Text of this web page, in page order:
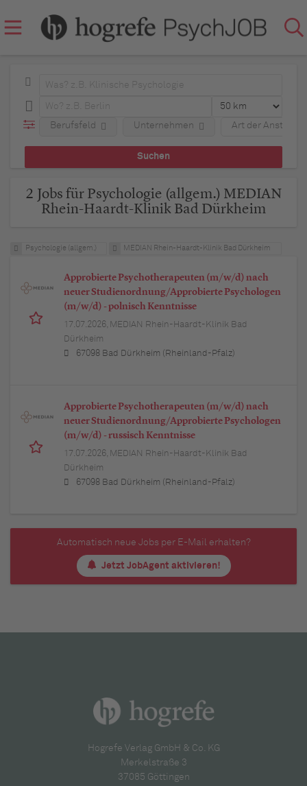
Berufsfeld Art der
Unternehmen
2 Jobs für Psychologie (allgem.) MEDIAN
Rhein-Haardt-Klinik Bad Dürkheim
Psychologie (allgem.) MEDIAN Rhein-Haardt-Klinik Bad Dürkheim
Approbierte Psychotherapeuten (m/w/d) nach
neuer Studienordnung/Approbierte Psychologen
(m/w/d) - polnisch Kenntnisse
17.07.2026, MEDIAN Rhein-Haardt-Klinik Bad
Dürkheim
67098 Bad Dürkheim (Rheinland-Pfalz)
Approbierte Psychotherapeuten (m/w/d) nach
neuer Studienordnung/Approbierte Psychologen
(m/w/d) - russisch Kenntnisse
17.07.2026, MEDIAN Rhein-Haardt-Klinik Bad
Dürkheim
67098 Bad Dürkheim (Rheinland-Pfalz)
Automatisch neue Jobs per E-Mail erhalten?
Jetzt JobAgent aktivieren!
Hogrefe Verlag GmbH & Co. KG
Merkelstraße 3
37085 Göttingen